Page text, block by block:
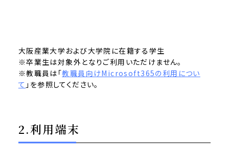
大阪産業大学および大学院に在籍する学生
※卒業生は対象外となりご利用いただけません。
※教職員は「教職員向けMicrosoft365の利用につい
て 」を参照してください。
2.利用端末